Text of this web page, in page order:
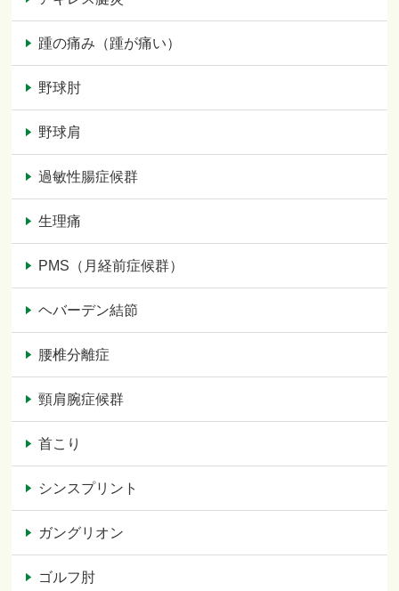
踵の痛み（踵が痛い）
野球肘
野球肩
過敏性腸症候群
生理痛
PMS（月経前症候群）
ヘバーデン結節
腰椎分離症
頸肩腕症候群
首こり
シンスプリント
ガングリオン
ゴルフ肘